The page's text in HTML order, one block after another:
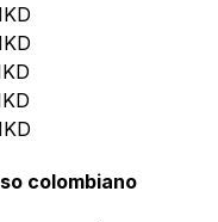
colombiano